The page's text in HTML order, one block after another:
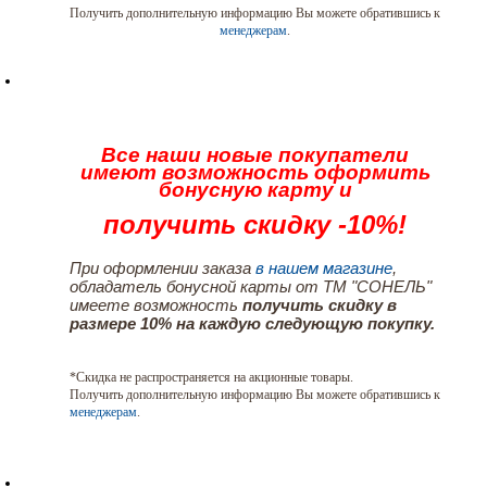
Получить дополнительную информацию Вы можете обратившись к
менеджерам
Все наши новые покупатели
имеют возможность оформить
бонусную карту и
получить скидку -10%!
При оформлении заказа в нашем магазине,
обладатель бонусной карты от ТМ "СОНЕЛЬ"
имеете возможность получить скидку в
размере 10% на каждую следующую покупку.
*Скидка не распространяется на акционные товары.
Получить дополнительную информацию Вы можете обратившись к
менеджерам.